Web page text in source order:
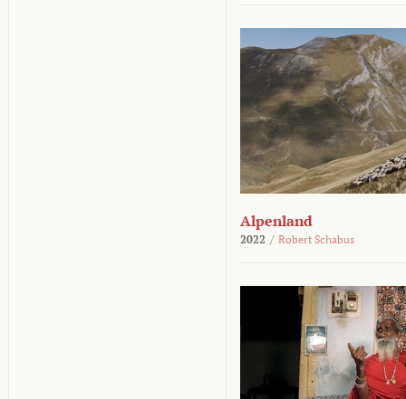
Alpenland
2022 / Robert Schabus